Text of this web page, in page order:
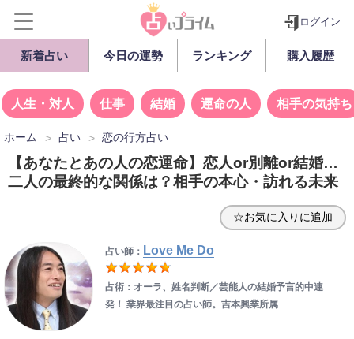
ログイン
新着占い 今日の運勢 ランキング 購入履歴
人生・対人 仕事 結婚 運命の人 相手の気持ち
ホーム 占い 恋の行方占い
【あなたとあの人の恋運命】恋人or別離or結婚…
二人の最終的な関係は？相手の本心・訪れる未来
☆お気に入りに追加
占い師： Love Me Do
占術：オーラ、姓名判断／芸能人の結婚予言的中連
発！ 業界最注目の占い師。吉本興業所属